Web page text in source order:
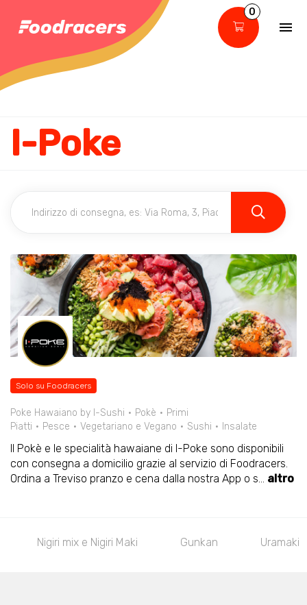
0
I-Poke
Solo su Foodracers
Poke Hawaiano by I-Sushi Pokè
Primi
Piatti
Pesce Vegetariano e Vegano Sushi Insalate
Il Pokè e le specialità hawaiane di I-Poke sono disponibili
con consegna a domicilio grazie al servizio di Foodracers.
Ordina a Treviso pranzo e cena dalla nostra App o s... altro
Nigiri mix e Nigiri Maki Gunkan Uramaki